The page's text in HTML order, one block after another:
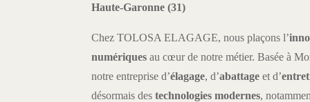
Haute-Garonne (31)
Chez TOLOSA ELAGAGE, nous plaçons l’
numériques au cœur de notre métier. Basée à
notre entreprise d’élagage, d’abattage et d’
désormais des technologies modernes,